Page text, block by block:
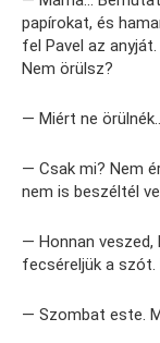
papírokat, és
fel Pavel az
Nem örülsz?
— Miért ne
— Csak mi? Nem
nem is beszéltél
— Honnan veszed,
fecséreljük a
— Szombat este.